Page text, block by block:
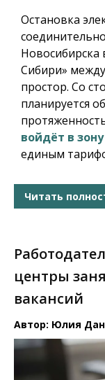
Остановка
Новосибирска
Сибири»
простор. Со
планируется
войдёт в
единым
Читать
центры
вакансий
Автор: Юлия